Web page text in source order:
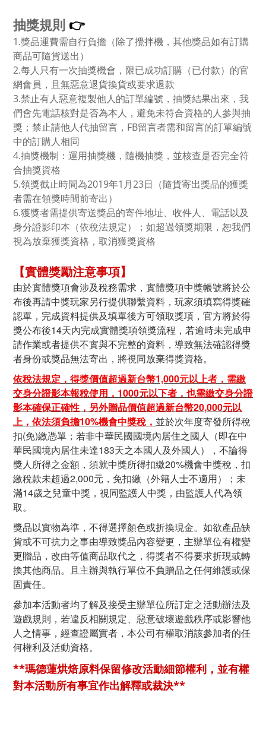
抽獎規則 👉
1.獎品運費需自行負擔（除了攪拌機，其他獎品如有訂購
商品可隨貨送出）
2.每人只有一次抽獎機會，限已成功訂購（已付款）的官
網會員，且無惡意退貨換貨或要求退款
3.禁止有人惡意複製他人的訂單編號，抽獎結果出來，我
們會先電話核對是否為本人，避免未符合資格的人參與抽
獎；禁止請他人代抽留言，FB留言者需和留言的訂單編號
中的訂購人相同
4.抽獎機制：運用抽獎機，隨機抽獎，並核查是否完全符
合抽獎資格
5.領獎截止時間為2019年1月23日（隨貨寄出獎品的獲獎
者需在領獎時間前寄出）
6.獲獎者需提供寄送獎品的寄件地址、收件人、電話以及
身分證影印本（依稅法規定）；如超過領獎期限，恕我們
視為放棄獲獎資格，取消獲獎資格
【實體獎勵注意事項】
由於實體獎項會涉及稅務需求，實體獎項中獎帳號將於公
布後再請中獎玩家另行提供聯繫資料，玩家須填寫得獎確
認單，完成資料提供及填單後方可領取獎項，官方將於得
獎公布後14天內完成實體獎項領獎流程，若逾時未完成申
請作業或者提供不實與不完整的資料，導致無法確認得獎
者身份或獎品無法寄出，將視同放棄得獎資格。
依稅法規定，得獎價值超過新台幣1,000元以上者，需繳
交身分證影本報稅使用，1000元以下者，也需繳交身分證
影本確保正確性，另外贈品價值超過新台幣20,000元以
上，依法須負擔10%機會中獎稅， 並於次年度寄發所得稅
扣(免)繳憑單；若非中華民國國境內居住之國人（即在中
華民國境內居住未達183天之本國人及外國人），不論得
獎人所得之金額，須就中獎所得扣繳20%機會中獎稅，扣
繳稅款未超過2,000元，免扣繳（外籍人士不適用）；未
滿14歲之兒童中獎，視同監護人中獎，由監護人代為領
取。
獎品以實物為準，不得選擇顏色或折換現金。如欲產品缺
貨或不可抗力之事由導致獎品內容變更，主辦單位有權變
更贈品，改由等值商品取代之，得獎者不得要求折現或轉
換其他商品。且主辦與執行單位不負贈品之任何維護或保
固責任。
參加本活動者均了解及接受主辦單位所訂定之活動辦法及
遊戲規則，若違反相關規定、惡意破壞遊戲秩序或影響他
人之情事，經查證屬實者，本公司有權取消該參加者的任
何權利及活動資格。
**瑪德蓮烘焙原料保留修改活動細節權利，並有權
對本活動所有事宜作出解釋或裁決**